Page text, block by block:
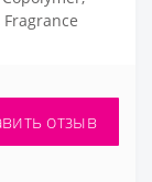
отзыв